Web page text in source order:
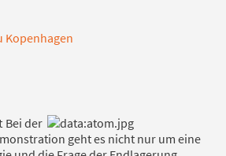
Kopenhagen
Bei der
geht es nicht nur um eine